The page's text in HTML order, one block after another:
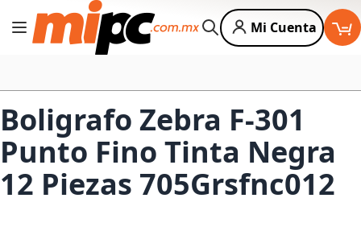
Cambiar Nav
Buscar
Mi Cuenta
Boligrafo Zebra F-301
Punto Fino Tinta Negra
12 Piezas 705Grsfnc012